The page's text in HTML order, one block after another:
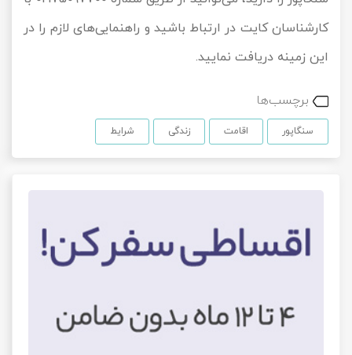
کارشناسان کایت در ارتباط باشید و راهنمایی‌های لازم را در
این زمینه دریافت نمایید.
برچسب‌ها
سنگاپور اقامت زندگی شرایط